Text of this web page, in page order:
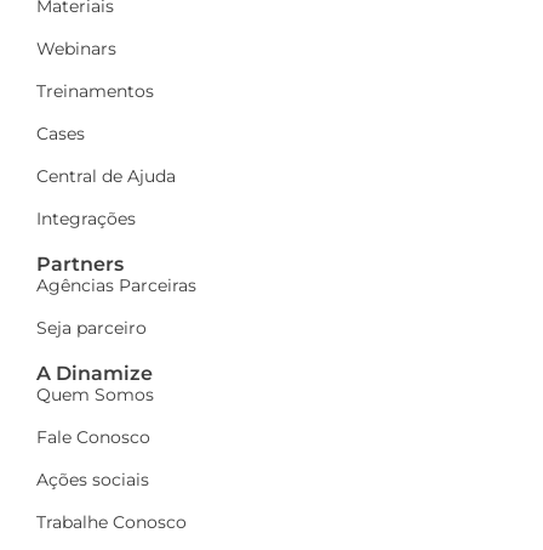
Materiais
Webinars
Treinamentos
Cases
Central de Ajuda
Integrações
Partners
Agências Parceiras
Seja parceiro
A Dinamize
Quem Somos
Fale Conosco
Ações sociais
Trabalhe Conosco